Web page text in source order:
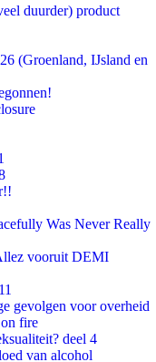
duurder) product
(Groenland, IJsland en
Was Never Really
vooruit DEMI
gevolgen voor overheid
fire
deel 4
van alcohol